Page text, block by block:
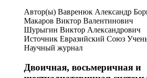
Автор(ы) Вавренюк Александр
Макаров Виктор Валентинович
Шурыгин Виктор Александрович
Источник Евразийский Союз
Научный журнал
Двоичная, восьмеричная и